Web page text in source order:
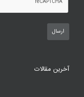
آخرین مقالات